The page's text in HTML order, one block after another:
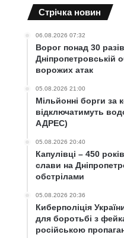
Cтрічка новин
06.08.2026 07:32
Ворог понад 30
Дніпропетровській
ворожих атак
05.08.2026 21:00
Мільйонні борги за
відключатимуть
АДРЕС)
05.08.2026 20:40
Капулівці – 450
слави на
обстрілами
05.08.2026 20:36
Киберполіція
для боротьбі з
російською